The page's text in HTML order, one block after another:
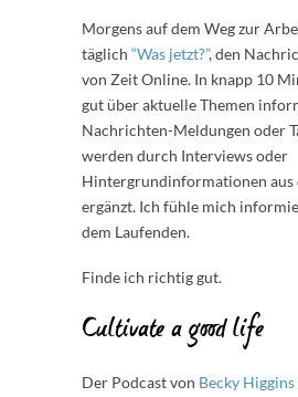
Morgens auf dem Weg zur
täglich “Was jetzt?”, den
von Zeit Online. In knapp 10
gut über aktuelle Themen
Nachrichten-Meldungen oder
werden durch Interviews oder
Hintergrundinformationen aus
ergänzt. Ich fühle mich
dem Laufenden.
Finde ich richtig gut.
Cultivate a good life
Der Podcast von Becky Higgins